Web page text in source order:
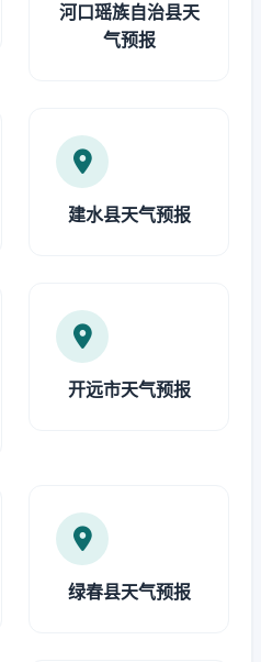
河口瑶族自治县天
气预报
建水县天气预报
开远市天气预报
绿春县天气预报